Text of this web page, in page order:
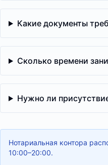
Какие документы
Сколько времени
Нужно ли
Нотариальная контора
10:00–20:00.